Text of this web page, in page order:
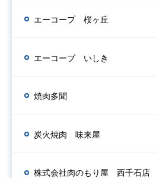
エーコープ 桜ヶ丘
エーコープ いしき
焼肉多聞
炭火焼肉 味来屋
株式会社肉のもり屋 西千石店